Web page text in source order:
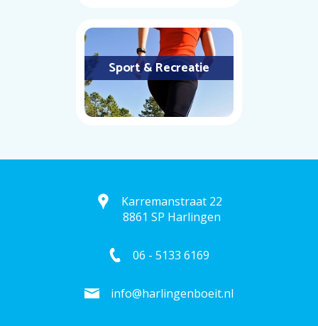
Sport & Recreatie
Karremanstraat 22
8861 SP Harlingen
06 - 5133 6169
info@harlingenboeit.nl